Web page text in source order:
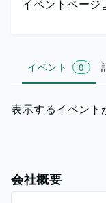
イベントページ
イベント 0
表示するイベント
会社概要